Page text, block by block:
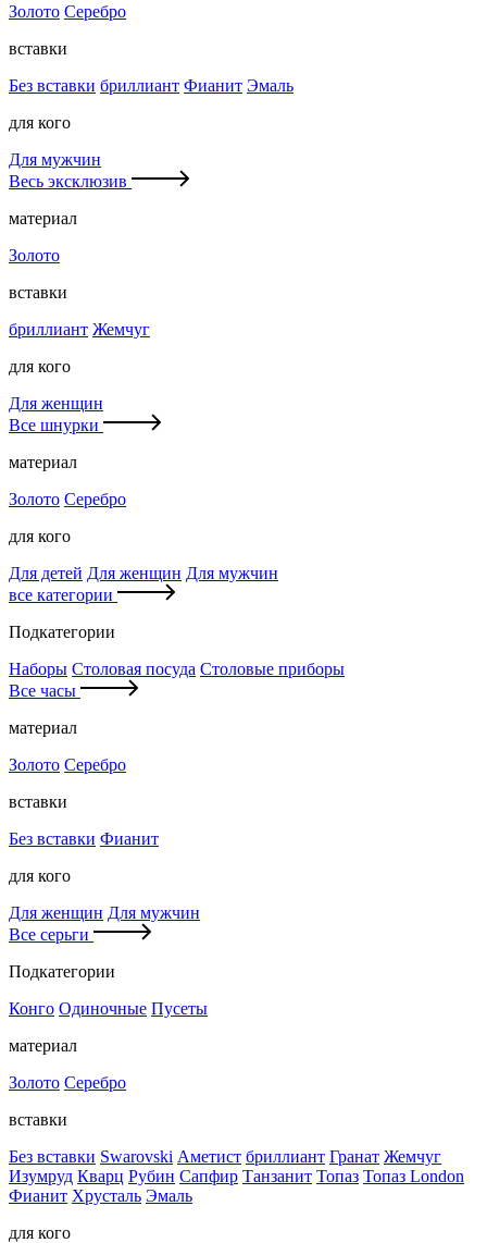
Золото Серебро
вставки
Без вставки бриллиант Фианит Эмаль
для кого
Для мужчин
Весь эксклюзив
материал
Золото
вставки
бриллиант Жемчуг
для кого
Для женщин
Все шнурки
материал
Золото Серебро
для кого
Для детей Для женщин Для мужчин
все категории
Подкатегории
Наборы Столовая посуда Столовые приборы
Все часы
материал
Золото Серебро
вставки
Без вставки Фианит
для кого
Для женщин Для мужчин
Все серьги
Подкатегории
Конго Одиночные Пусеты
материал
Золото Серебро
вставки
Без вставки Swarovski Аметист бриллиант Гранат Жемчуг
Изумруд Кварц Рубин Сапфир Танзанит Топаз Топаз London
Фианит Хрусталь Эмаль
для кого